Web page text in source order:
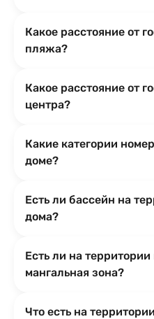
Какое расстояние от
пляжа?
Какое расстояние от
центра?
Какие категории
доме?
Есть ли бассейн на
дома?
Есть ли на территории
мангальная зона?
Что есть на